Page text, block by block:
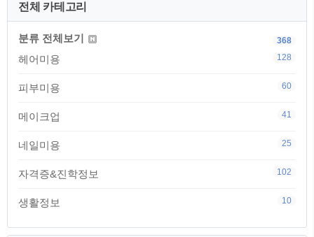
전체 카테고리
분류 전체보기 368
헤어미용 128
피부미용 60
메이크업 41
네일미용 25
자격증&진학정보 102
생활정보 10